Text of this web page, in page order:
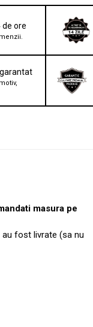
de ore
masura pe
fost livrate (sa nu